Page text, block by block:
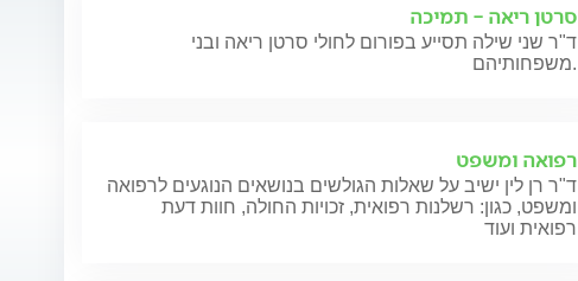
סרטן ריאה - תמיכה
ד"ר שני שילה תסייע בפורום לחולי סרטן ריאה ובני
משפחותיהם.
רפואה ומשפט
ד"ר רן לין ישיב על שאלות הגולשים בנושאים הנוגעים לרפואה
ומשפט, כגון: רשלנות רפואית, זכויות החולה, חוות דעת
רפואית ועוד